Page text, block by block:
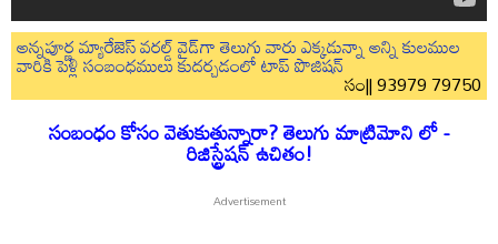
అన్నపూర్ణ మ్యారేజెస్ వరల్డ్ వైడ్‌గా తెలుగు వారు ఎక్కడున్నా అన్ని కులముల
వారికి పెళ్లి సంబంధములు కుదర్చడంలో టాప్ పొజిషన్
సం|| 93979 79750
సంబంధం కోసం వెతుకుతున్నారా? తెలుగు మాట్రిమోని లో -
రిజిస్ట్రేషన్ ఉచితం!